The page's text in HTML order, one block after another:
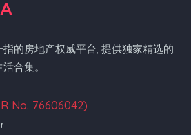
的房地产权威平台, 提供独家精选的
合集。
No. 76606042)